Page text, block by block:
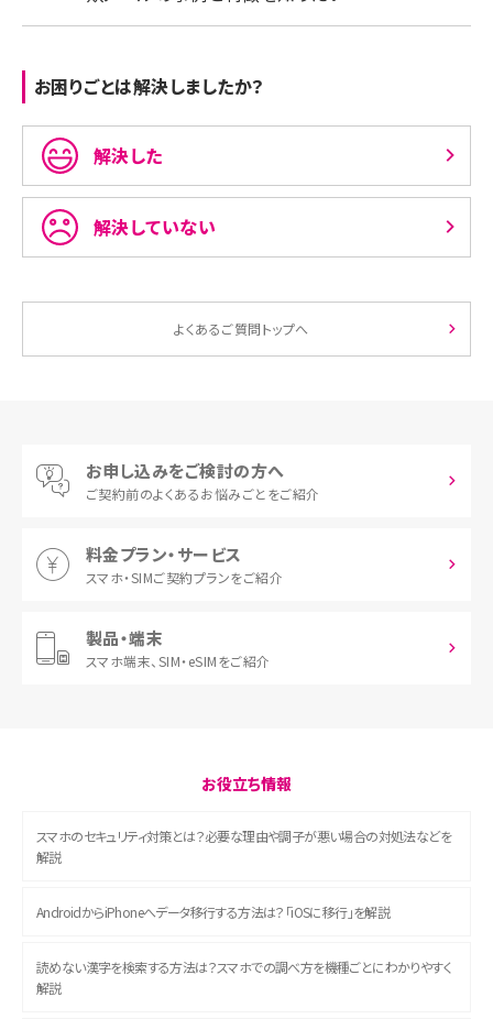
お困りごとは解決しましたか？
解決した
解決していない
よくあるご質問トップへ
お申し込みをご検討の方へ
ご契約前のよくあるお悩みごとをご紹介
料金プラン・サービス
スマホ・SIMご契約プランをご紹介
製品・端末
スマホ端末、 SIM・eSIMをご紹介
お役立ち情報
スマホのセキュリティ対策とは？必要な理由や調子が悪い場合の対処法などを
解説
AndroidからiPhoneへデータ移行する方法は？「iOSに移行」を解説
読めない漢字を検索する方法は？スマホでの調べ方を機種ごとにわかりやすく
解説